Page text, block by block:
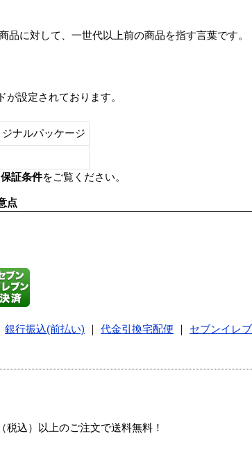
品に対して、一世代以上前の商品を指す言葉です。
設定されております。
ナルパッケージ
保証条件をご覧ください。
点
銀行振込(前払い) 代金引換宅配便
セブンイレ
込）以上のご注文で送料無料！